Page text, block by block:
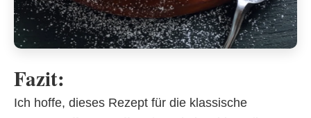
Fazit:
Ich hoffe, dieses Rezept für die klassische